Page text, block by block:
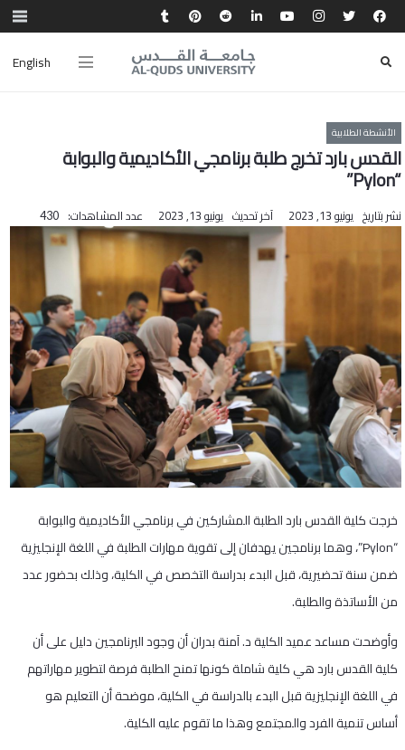
English
الأنشطة الطلابية
القدس بارد تخرج طلبة برنامجي الأكاديمية والبوابة
“Pylon”
نشر بتاريخ يونيو 13, 2023 آخر تحديث يونيو 13, 2023 عدد المشاهدات: 430
خرجت كلية القدس بارد الطلبة المشاركين في برنامجي الأكاديمية والبوابة
“Pylon”، وهما برنامجين يهدفان إلى تقوية مهارات الطلبة في اللغة الإنجليزية
ضمن سنة تحضيرية، قبل البدء بدراسة التخصص في الكلية، وذلك بحضور عدد
من الأساتذة والطلبة.
وأوضحت مساعد عميد الكلية د. آمنة بدران أن وجود البرنامجين دليل على أن
كلية القدس بارد هي كلية شاملة كونها تمنح الطلبة فرصة لتطوير مهاراتهم
في اللغة الإنجليزية قبل البدء بالدراسة في الكلية، موضحة أن التعليم هو
أساس تنمية الفرد والمجتمع وهذا ما تقوم عليه الكلية.